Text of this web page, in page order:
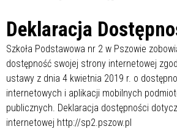
Deklaracja
Szkoła Podstawowa nr 2 w Pszowie
dostępność swojej strony internetowej
ustawy z dnia 4 kwietnia 2019 r. o
internetowych i aplikacji mobilnych
publicznych. Deklaracja dostępności
internetowej http://sp2.pszow.pl